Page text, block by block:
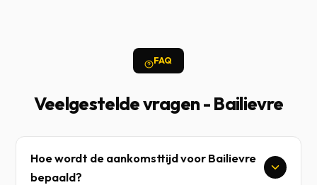
FAQ
Veelgestelde vragen - Bailievre
Hoe wordt de aankomsttijd voor Bailievre
bepaald?